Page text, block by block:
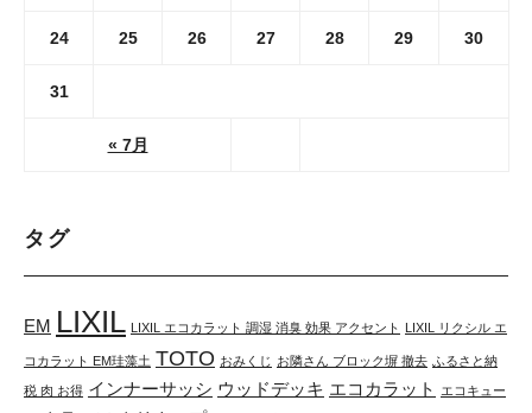
« 7月
24 25 26 27 28 29 30
31
タグ
EM LIXIL LIXIL エコカラット 調湿 消臭 効果 アクセント LIXIL リクシル エ
コカラット EM珪藻土 TOTO おみくじ お隣さん ブロック塀 撤去 ふるさと納
税 肉 お得 インナーサッシ ウッドデッキ エコカラット エコキュー